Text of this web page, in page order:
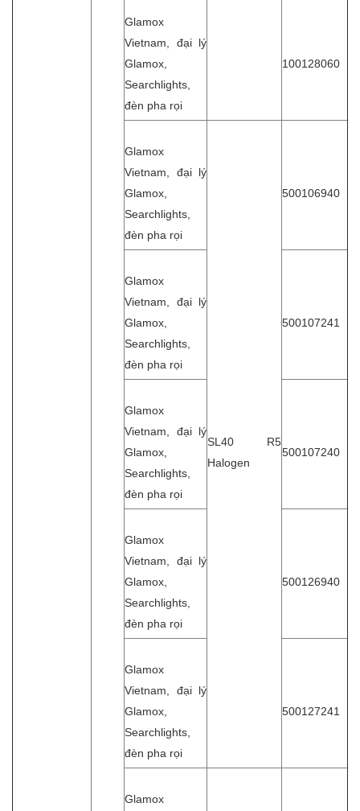
Glamox
Vietnam, đại lý
Glamox,
Searchlights,
đèn pha rọi
100128060
Glamox
Vietnam, đại lý
Glamox,
Searchlights,
đèn pha rọi
SL40 R5
Halogen
500106940
Glamox
Vietnam, đại lý
Glamox,
Searchlights,
đèn pha rọi
500107241
Glamox
Vietnam, đại lý
Glamox,
Searchlights,
đèn pha rọi
500107240
Glamox
Vietnam, đại lý
Glamox,
Searchlights,
đèn pha rọi
500126940
Glamox
Vietnam, đại lý
Glamox,
Searchlights,
đèn pha rọi
500127241
Glamox